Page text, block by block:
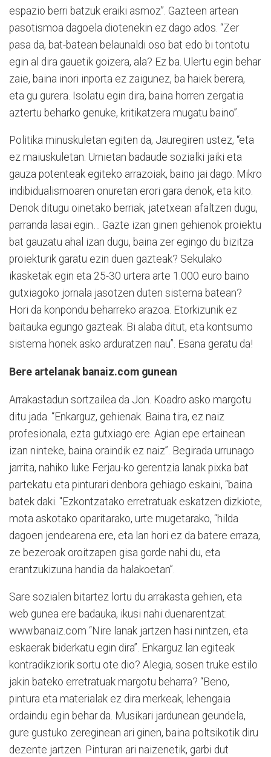
espazio berri batzuk eraiki asmoz”. Gazteen artean
pasotismoa dagoela diotenekin ez dago ados. “Zer
pasa da, bat-batean belaunaldi oso bat edo bi tontotu
egin al dira gauetik goizera, ala? Ez ba. Ulertu egin behar
zaie, baina inori inporta ez zaigunez, ba haiek berera,
eta gu gurera. Isolatu egin dira, baina horren zergatia
aztertu beharko genuke, kritikatzera mugatu baino”.
Politika minuskuletan egiten da, Jauregiren ustez, “eta
ez maiuskuletan. Urnietan badaude sozialki jaiki eta
gauza potenteak egiteko arrazoiak, baino jai dago. Mikro
indibidualismoaren onuretan erori gara denok, eta kito.
Denok ditugu oinetako berriak, jatetxean afaltzen dugu,
parranda lasai egin… Gazte izan ginen gehienok proiektu
bat gauzatu ahal izan dugu, baina zer egingo du bizitza
proiekturik garatu ezin duen gazteak? Sekulako
ikasketak egin eta 25-30 urtera arte 1.000 euro baino
gutxiagoko jornala jasotzen duten sistema batean?
Hori da konpondu beharreko arazoa. Etorkizunik ez
baitauka egungo gazteak. Bi alaba ditut, eta kontsumo
sistema honek asko arduratzen nau”. Esana geratu da!
Bere artelanak banaiz.com gunean
Arrakastadun sortzailea da Jon. Koadro asko margotu
ditu jada. “Enkarguz, gehienak. Baina tira, ez naiz
profesionala, ezta gutxiago ere. Agian epe ertainean
izan ninteke, baina oraindik ez naiz”. Begirada urrunago
jarrita, nahiko luke Ferjau-ko gerentzia lanak pixka bat
partekatu eta pinturari denbora gehiago eskaini, “baina
batek daki. "Ezkontzatako erretratuak eskatzen dizkiote,
mota askotako oparitarako, urte mugetarako, “hilda
dagoen jendearena ere, eta lan hori ez da batere erraza,
ze bezeroak oroitzapen gisa gorde nahi du, eta
erantzukizuna handia da halakoetan”.
Sare sozialen bitartez lortu du arrakasta gehien, eta
web gunea ere badauka, ikusi nahi duenarentzat:
www.banaiz.com “Nire lanak jartzen hasi nintzen, eta
eskaerak biderkatu egin dira”. Enkarguz lan egiteak
kontradikziorik sortu ote dio? Alegia, sosen truke estilo
jakin bateko erretratuak margotu beharra? “Beno,
pintura eta materialak ez dira merkeak, lehengaia
ordaindu egin behar da. Musikari jardunean geundela,
gure gustuko zereginean ari ginen, baina poltsikotik diru
dezente jartzen. Pinturan ari naizenetik, garbi dut